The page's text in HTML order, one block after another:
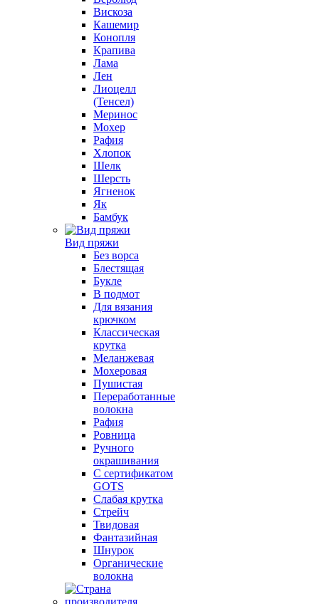
Вискоза
Кашемир
Конопля
Крапива
Лама
Лен
Лиоцелл
(Тенсел)
Меринос
Мохер
Рафия
Хлопок
Шелк
Шерсть
Ягненок
Як
Бамбук
Вид пряжи
Без ворса
Блестящая
Букле
В подмот
Для вязания
крючком
Классическая
крутка
Меланжевая
Мохеровая
Пушистая
Переработанные
волокна
Рафия
Ровница
Ручного
окрашивания
С сертификатом
GOTS
Слабая крутка
Стрейч
Твидовая
Фантазийная
Шнурок
Органические
волокна